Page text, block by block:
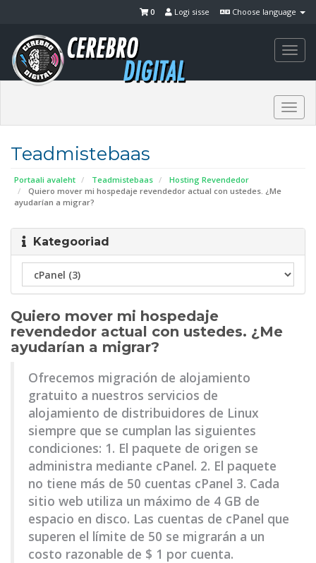
Choose language
Logi sisse
0
Teadmistebaas
Portaali avaleht Teadmistebaas
Hosting Revendedor
Quiero mover mi hospedaje revendedor actual con ustedes. ¿Me
ayudarían a migrar?
Kategooriad
Quiero mover mi hospedaje
revendedor actual con ustedes. ¿Me
ayudarían a migrar?
Ofrecemos migración de alojamiento
gratuito a nuestros servicios de
alojamiento de distribuidores de Linux
siempre que se cumplan las siguientes
condiciones: 1. El paquete de origen se
administra mediante cPanel. 2. El paquete
no tiene más de 50 cuentas cPanel 3. Cada
sitio web utiliza un máximo de 4 GB de
espacio en disco. Las cuentas de cPanel que
superen el límite de 50 se migrarán a un
costo razonable de $ 1 por cuenta.